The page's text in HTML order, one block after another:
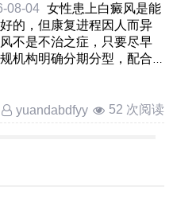
08-04 女性患上白癜风是能
的，但康复进程因人而异
不是不治之症，只要尽早
机构明确分期分型，配合
yuandabdfyy 52 次阅读